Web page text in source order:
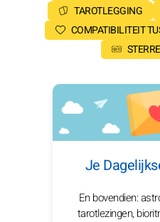
TAROTLEGGING
COMPATIBILITEIT
Je
En bovendien:
tarotlezingen,